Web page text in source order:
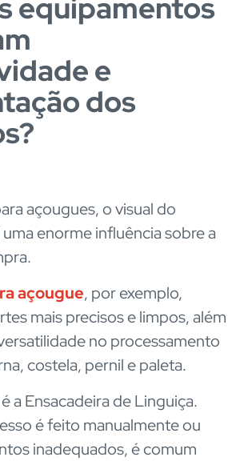
equipamentos
e
dos
açougues, o visual do
enorme influência sobre a
açougue, por exemplo,
mais precisos e limpos, além
no processamento
costela, pernil e paleta.
a Ensacadeira de Linguiça.
é feito manualmente ou
inadequados, é comum